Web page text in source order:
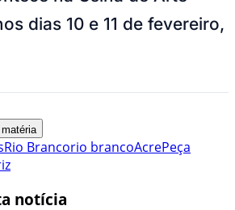
dias 10 e 11 de fevereiro,
Rio Brancorio brancoAcrePeça
notícia